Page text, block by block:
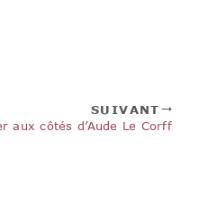
SUIVANT
aux côtés d’Aude Le Corff